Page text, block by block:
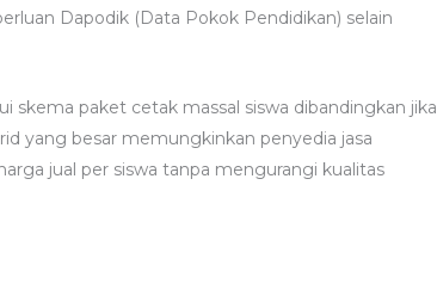
Dapodik (Data Pokok Pendidikan) selain
skema paket cetak massal siswa dibandingkan jika
yang besar memungkinkan penyedia jasa
jual per siswa tanpa mengurangi kualitas